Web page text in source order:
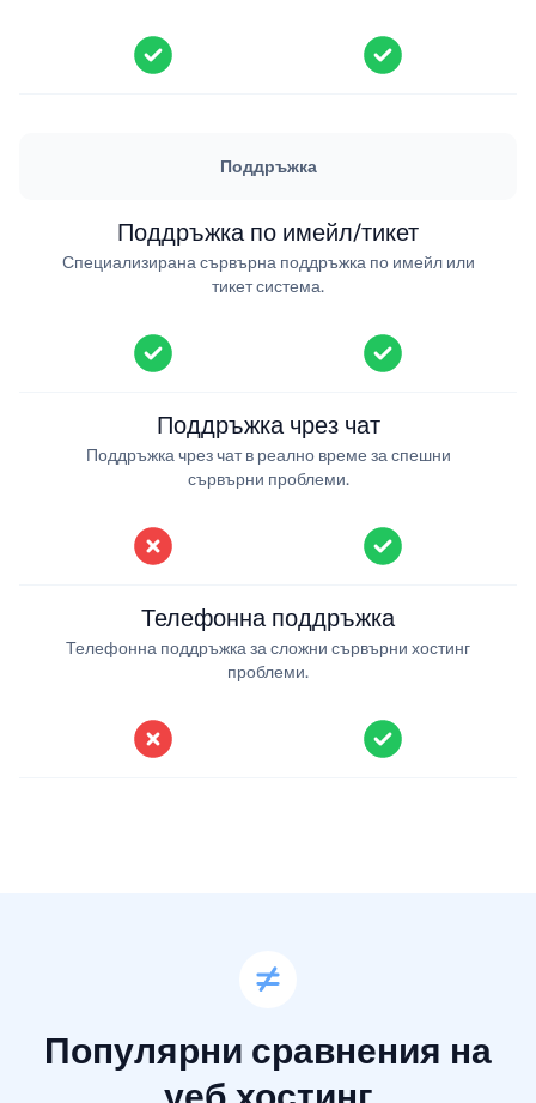
Поддръжка
Поддръжка по имейл/тикет
Специализирана сървърна поддръжка по имейл или
тикет система.
Поддръжка чрез чат
Поддръжка чрез чат в реално време за спешни
сървърни проблеми.
Телефонна поддръжка
Телефонна поддръжка за сложни сървърни хостинг
проблеми.
Популярни сравнения на